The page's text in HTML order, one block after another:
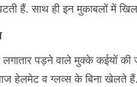
हैं. साथ ही इन मुकाबलों में
पड़ने वाले मुक्के कईयों की
हेलमेट व ग्लव्स के बिना खेलते